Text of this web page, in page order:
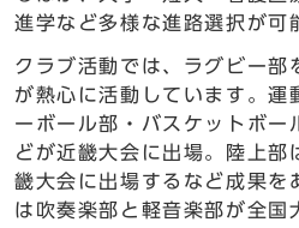
進学など多様な進路選択が可
クラブ活動では、ラグビー部
が熱心に活動しています。運
ーボール部・バスケットボー
どが近畿大会に出場。陸上部
畿大会に出場するなど成果を
は吹奏楽部と軽音楽部が全国